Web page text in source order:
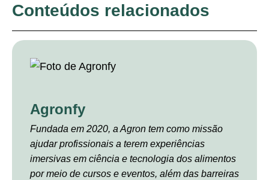
Conteúdos relacionados
Agronfy
Fundada em 2020, a Agron tem como missão
ajudar profissionais a terem experiências
imersivas em ciência e tecnologia dos alimentos
por meio de cursos e eventos, além das barreiras